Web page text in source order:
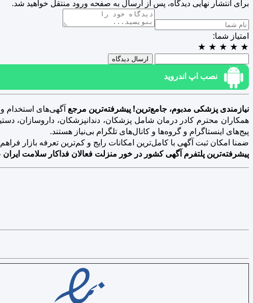
برای انتشار نهایی دیدگاه، پس از ارسال به صفحه ورود منتقل خواهید شد.
امتیاز شما:
★
★
★
★
★
ارسال دیدگاه
نصب اپ اندروید
نیازمندی پزشکی مدبوم، جامع‌ترین! پیشرفته‌ترین مرجع آگهی‌های استخدام
همکاران محترم کادر درمان شامل پزشکان، دندانپزشکان، داروسازان،
پیج‌های اینستاگرام و گروه‌ها و کانال‌های تلگرام بی‌نیاز هستند.
ضمنا امکان ثبت آگهی با کامل‌ترین امکانات رایج و کم‌ترین تعرفه بازار فراهم است و
پیشرفته‌ترین پلتفرم آگهی کشور در خور منزلت فعالان فداکار سلامت ایران